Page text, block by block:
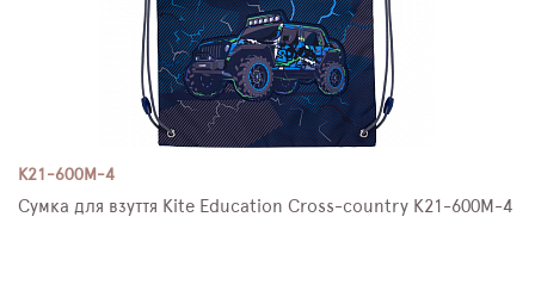
K21-600M-4
Сумка для взуття Kite Education Cross-country K21-600M-4